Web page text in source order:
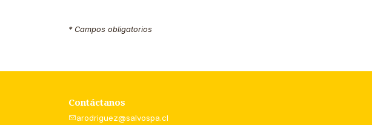
* Campos obligatorios
Contáctanos
arodriguez@salvospa.cl